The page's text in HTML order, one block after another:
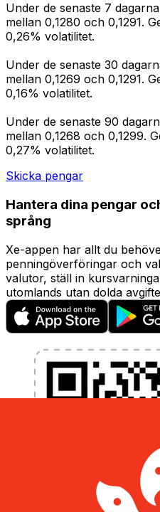
Under de senaste 7
mellan 0,1280 och 0,1291.
0,26% volatilitet.
Under de senaste 30
mellan 0,1269 och 0,1291.
0,16% volatilitet.
Under de senaste 90
mellan 0,1268 och 0,1299.
0,27% volatilitet.
Skicka pengar
Hantera dina pengar
språng
Xe-appen har allt du
penningöverföringar och
valutor, ställ in
utomlands utan dolda